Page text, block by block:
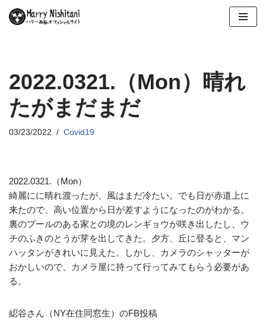
ン
ツ
へ
ス
キ
2022.0321.（Mon）晴れ
たがまだまだ
03/23/2022 Covid19
2022.0321.（Mon）
綺麗にに晴れ渡ったが、風はまだ冷たい。でも日が赤道上に
来たので、高い位置から日が差すようになったのがわかる。
裏のプールのある家との境のレンギョウが咲き出したし、ウ
チのふきのとうが芽を出してきた。夕方、丘に登ると、マン
ハッタンがきれいに見えた。しかし、カメラのシャッターが
おかしいので、カメラ屋に持って行ってみてもらう必要があ
る。
綛谷さん（NY在住同窓生）のFB投稿